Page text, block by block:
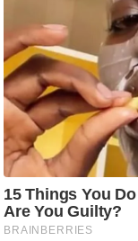
प
र
स
मी
क्षा
र्म
ज्यो